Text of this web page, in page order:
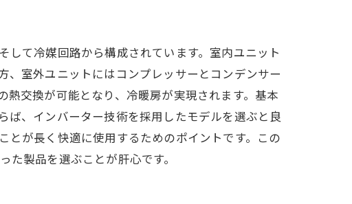
望
て冷媒回路から構成されています。室内ユニット
、室外ユニットにはコンプレッサーとコンデンサー
交換が可能となり、冷暖房が実現されます。基本
ば、インバーター技術を採用したモデルを選ぶと良
とが長く快適に使用するためのポイントです。この
製品を選ぶことが肝心です。